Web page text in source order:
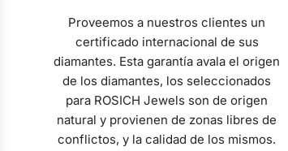
Proveemos a nuestros clientes un
certificado internacional de sus
diamantes. Esta garantía avala el origen
de los diamantes, los seleccionados
para ROSICH Jewels son de origen
natural y provienen de zonas libres de
conflictos, y la calidad de los mismos.